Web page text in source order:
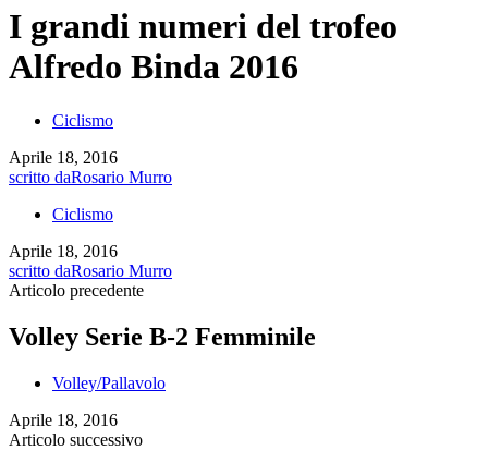
I grandi numeri del trofeo
Alfredo Binda 2016
Ciclismo
Aprile 18, 2016
scritto daRosario Murro
Ciclismo
Aprile 18, 2016
scritto daRosario Murro
Articolo precedente
Volley Serie B-2 Femminile
Volley/Pallavolo
Aprile 18, 2016
Articolo successivo